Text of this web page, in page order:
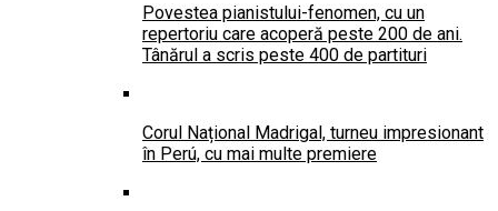
Povestea pianistului-fenomen, cu un
repertoriu care acoperă peste 200 de ani.
Tânărul a scris peste 400 de partituri
Corul Național Madrigal, turneu impresionant
în Perú, cu mai multe premiere